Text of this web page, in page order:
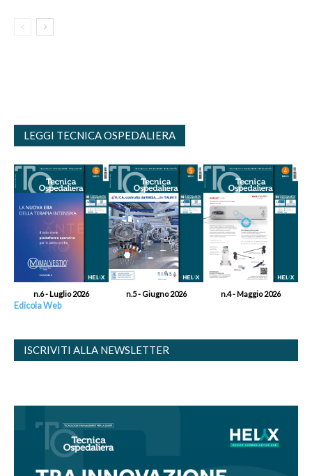
LEGGI TECNICA OSPEDALIERA
n.6 - Luglio 2026 n.5 - Giugno 2026 n.4 - Maggio 2026
Edicola Web
ISCRIVITI ALLA NEWSLETTER